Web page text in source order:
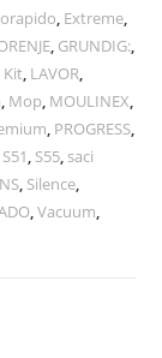
, Extreme,
, GRUNDIG:,
Kit, LAVOR,
, Mop, MOULINEX,
, PROGRESS,
S51, S55, saci
, Silence,
,Vacuum,